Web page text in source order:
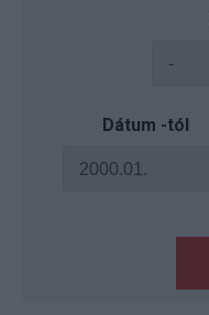
Dátum -tól